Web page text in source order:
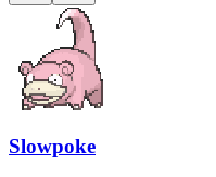
Slowpoke